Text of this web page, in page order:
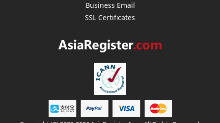
Business Email
SSL Certificates